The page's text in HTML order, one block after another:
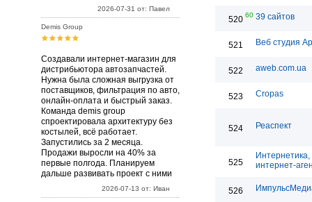
2026-07-31 от: Павел
Demis Group
Создавали интернет-магазин для
дистрибьютора автозапчастей.
Нужна была сложная выгрузка от
поставщиков, фильтрация по авто,
онлайн-оплата и быстрый заказ.
Команда demis group
спроектировала архитектуру без
костылей, всё работает.
Запустились за 2 месяца.
Продажи выросли на 40% за
первые полгода. Планируем
дальше развивать проект с ними
2026-07-13 от: Иван
520 60 39 сайтов
521 Веб студия
522 aweb.com.ua
523 Cropas
524 Реаспект
525
Интернетика,
интернет-
526